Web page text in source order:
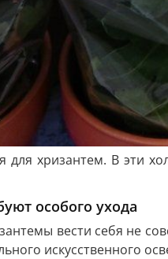
хризантем. В эти
особого ухода
вести себя не
искусственного